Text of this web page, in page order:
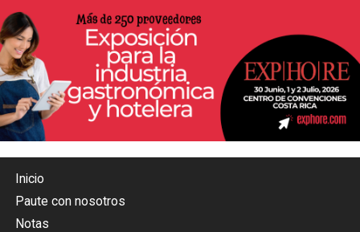
Inicio
Paute con nosotros
Notas